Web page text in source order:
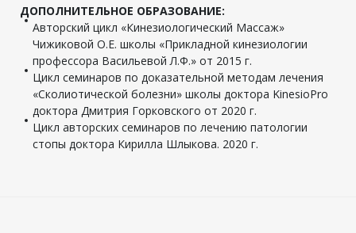
ДОПОЛНИТЕЛЬНОЕ ОБРАЗОВАНИЕ:
Авторский цикл «Кинезиологический Массаж»
Чижиковой О.Е. школы «Прикладной кинезиологии
профессора Васильевой Л.Ф.» от 2015 г.
Цикл семинаров по доказательной методам лечения
«Сколиотической болезни» школы доктора KinesioPro
доктора Дмитрия Горковского от 2020 г.
Цикл авторских семинаров по лечению патологии
стопы доктора Кирилла Шлыкова. 2020 г.